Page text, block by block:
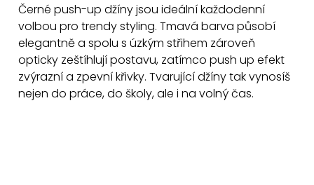
Černé push-up džíny jsou ideální každodenní
volbou pro trendy styling. Tmavá barva působí
elegantně a spolu s úzkým střihem zároveň
opticky zeštíhlují postavu, zatímco push up efekt
zvýrazní a zpevní křivky. Tvarující džíny tak vynosíš
nejen do práce, do školy, ale i na volný čas.